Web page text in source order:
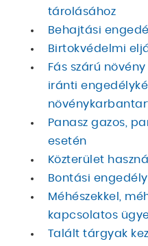
tárolásához
Behajtási
Birtokvédelmi
Fás szárú
iránti
Panasz gazos,
esetén
Közterület
Bontási
Méhészekkel,
kapcsolatos
Talált tárgyak